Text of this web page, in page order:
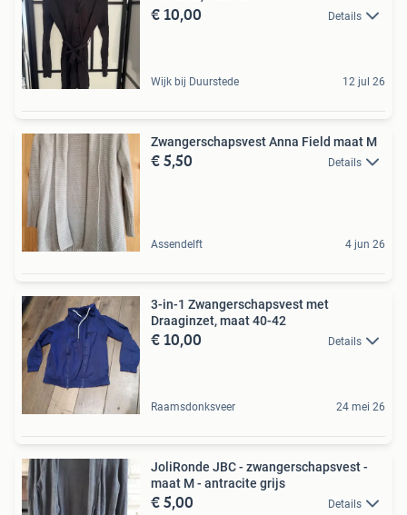
€ 10,00 Details
Wijk bij Duurstede 12 jul 26
Zwangerschapsvest Anna Field maat M
€ 5,50 Details
Assendelft 4 jun 26
3-in-1 Zwangerschapsvest met
Draaginzet, maat 40-42
€ 10,00 Details
Raamsdonksveer 24 mei 26
JoliRonde JBC - zwangerschapsvest -
maat M - antracite grijs
€ 5,00 Details